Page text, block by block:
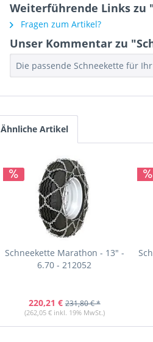
Weiterführende Links zu
Fragen zum Artikel?
Unser Kommentar zu
Die passende Schneekette für
Ähnliche Artikel
Schneekette Marathon - 13" -
6.70 - 212052
220,21 € 231,80 € *
(262,05 € inkl. 19% MwSt.)